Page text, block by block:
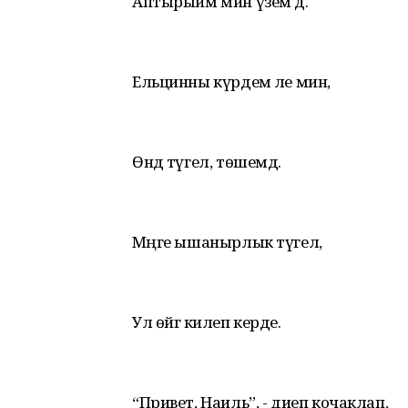
Ельцинны күрдем әле мин,
Өндә түгел, төшемдә.
Мәңге ышанырлык түгел,
Ул өйгә килеп керде.
“Привет, Наиль”, - диеп кочаклап,